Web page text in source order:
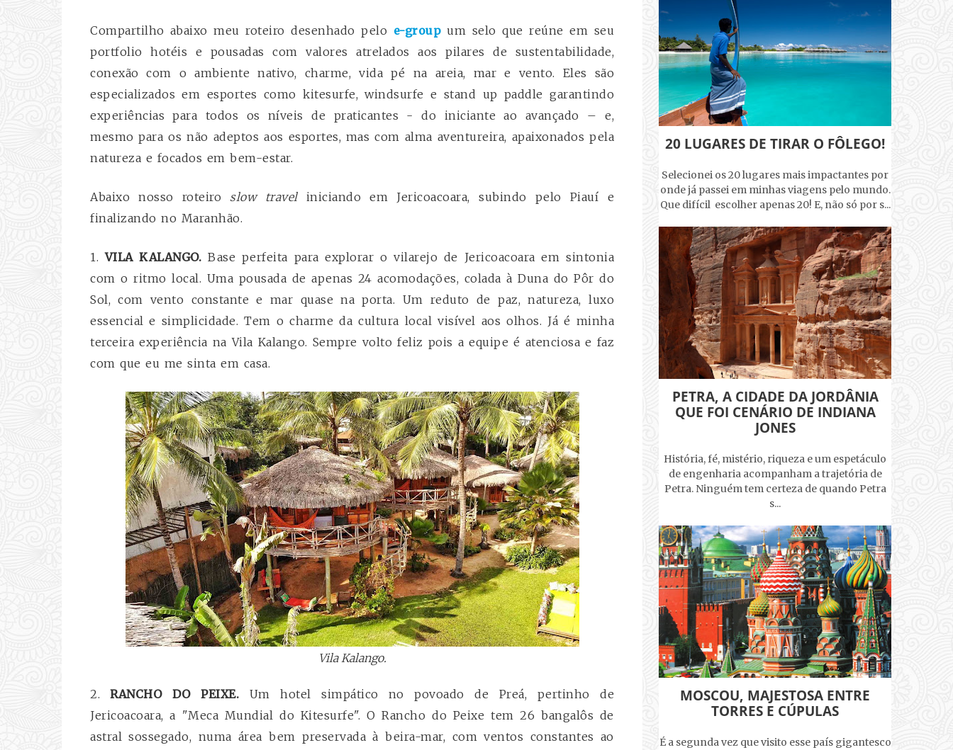
Compartilho abaixo meu roteiro desenhado pelo e-group um selo que reúne em seu
portfolio hotéis e pousadas com valores atrelados aos pilares de sustentabilidade,
conexão com o ambiente nativo, charme, vida pé na areia, mar e vento. Eles são
especializados em esportes como kitesurfe, windsurfe e stand up paddle garantindo
experiências para todos os níveis de praticantes - do iniciante ao avançado – e,
mesmo para os não adeptos aos esportes, mas com alma aventureira, apaixonados pela
natureza e focados em bem-estar.
Abaixo nosso roteiro slow travel iniciando em Jericoacoara, subindo pelo Piauí e
finalizando no Maranhão.
1.VILA KALANGO. Base perfeita para explorar o vilarejo de Jericoacoara em sintonia
com o ritmo local. Uma pousada de apenas 24 acomodações, colada à Duna do Pôr do
Sol, com vento constante e mar quase na porta. Um reduto de paz, natureza, luxo
essencial e simplicidade. Tem o charme da cultura local visível aos olhos. Já é minha
terceira experiência na Vila Kalango. Sempre volto feliz pois a equipe é atenciosa e faz
com que eu me sinta em casa.
Vila Kalango.
2.RANCHO DO PEIXE. Um hotel simpático no povoado de Preá, pertinho de
Jericoacoara, a "Meca Mundial do Kitesurfe". O Rancho do Peixe tem 26 bangalôs de
astral sossegado, numa área bem preservada à beira-mar, com ventos constantes ao
20 LUGARES DE TIRAR O FÔLEGO!
Selecionei os 20 lugares mais impactantes por
onde já passei em minhas viagens pelo mundo.
Que difícil escolher apenas 20! E, não só por s...
PETRA, A CIDADE DA JORDÂNIA
QUE FOI CENÁRIO DE INDIANA
JONES
História, fé, mistério, riqueza e um espetáculo
de engenharia acompanham a trajetória de
Petra. Ninguém tem certeza de quando Petra
s...
MOSCOU, MAJESTOSA ENTRE
TORRES E CÚPULAS
É a segunda vez que visito esse país gigantesco